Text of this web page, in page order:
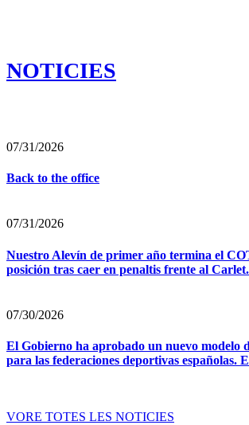
NOTICIES
07/31/2026
Back to the office
07/31/2026
Nuestro Alevín de primer año termina el
posición tras caer en penaltis frente al
07/30/2026
El Gobierno ha aprobado un nuevo modelo
para las federaciones deportivas españolas.
VORE TOTES LES NOTICIES